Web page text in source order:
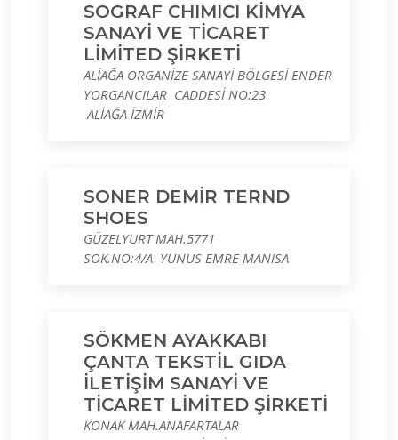
SOGRAF CHIMICI KİMYA
SANAYİ VE TİCARET
LİMİTED ŞİRKETİ
ALİAĞA ORGANİZE SANAYİ BÖLGESİ ENDER
YORGANCILAR CADDESİ NO:23
ALİAĞA İZMİR
SONER DEMİR TERND
SHOES
GÜZELYURT MAH.5771
SOK.NO:4/A YUNUS EMRE MANISA
SÖKMEN AYAKKABI
ÇANTA TEKSTİL GIDA
İLETİŞİM SANAYİ VE
TİCARET LİMİTED ŞİRKETİ
KONAK MAH.ANAFARTALAR